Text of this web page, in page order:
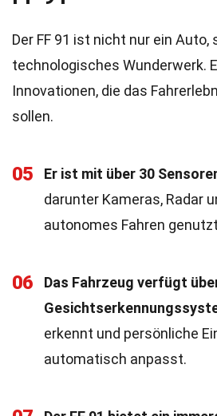
Der FF 91 ist nicht nur ein Auto,
technologisches Wunderwerk.
Innovationen, die das
sollen.
05 Er ist mit über 30
darunter Kameras, Radar
autonomes Fahren
06
Das Fahrzeug verfügt
erkennt und persönliche
automatisch anpasst.